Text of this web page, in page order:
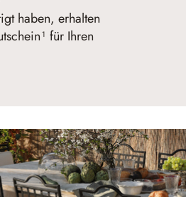
haben, erhalten
für Ihren